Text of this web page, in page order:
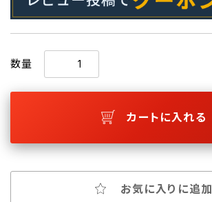
数量
カートに入れる
お気に入りに追加